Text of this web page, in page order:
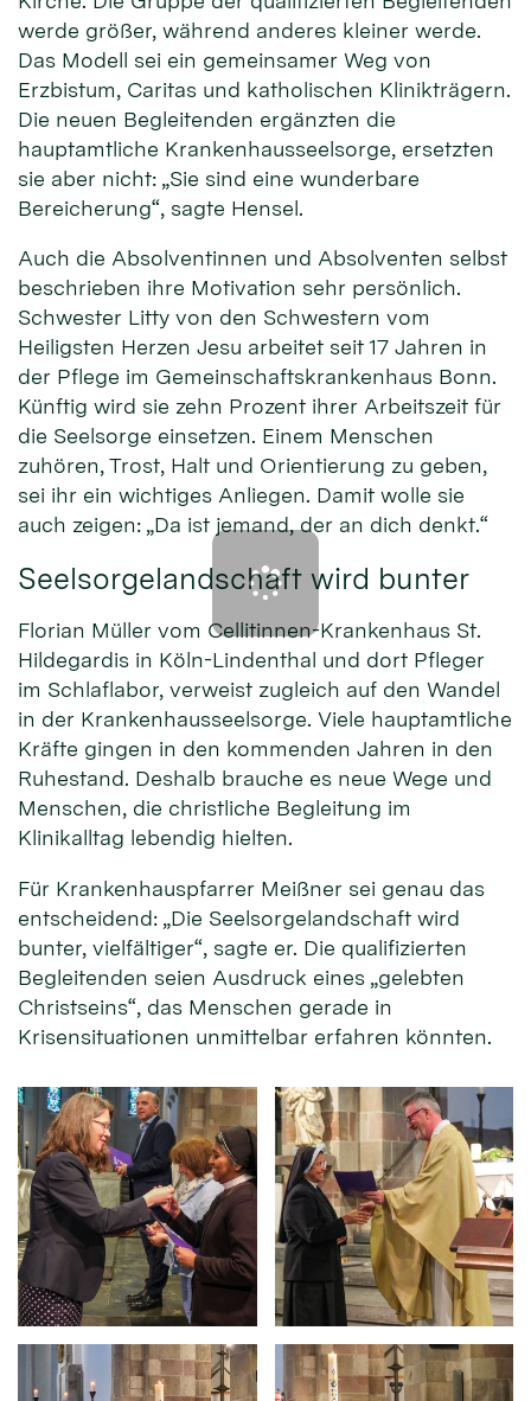
werde größer, während anderes kleiner werde.
Das Modell sei ein gemeinsamer Weg von
Erzbistum, Caritas und katholischen Klinikträgern.
Die neuen Begleitenden ergänzten die
hauptamtliche Krankenhausseelsorge, ersetzten
sie aber nicht: „Sie sind eine wunderbare
Bereicherung“, sagte Hensel.
Auch die Absolventinnen und Absolventen selbst
beschrieben ihre Motivation sehr persönlich.
Schwester Litty von den Schwestern vom
Heiligsten Herzen Jesu arbeitet seit 17 Jahren in
der Pflege im Gemeinschaftskrankenhaus Bonn.
Künftig wird sie zehn Prozent ihrer Arbeitszeit für
die Seelsorge einsetzen. Einem Menschen
zuhören, Trost, Halt und Orientierung zu geben,
sei ihr ein wichtiges Anliegen. Damit wolle sie
auch zeigen: „Da ist jemand, der an dich denkt.“
Seelsorgelandschaft wird bunter
Florian Müller vom Cellitinnen-Krankenhaus St.
Hildegardis in Köln-Lindenthal und dort Pfleger
im Schlaflabor, verweist zugleich auf den Wandel
in der Krankenhausseelsorge. Viele hauptamtliche
Kräfte gingen in den kommenden Jahren in den
Ruhestand. Deshalb brauche es neue Wege und
Menschen, die christliche Begleitung im
Klinikalltag lebendig hielten.
Für Krankenhauspfarrer Meißner sei genau das
entscheidend: „Die Seelsorgelandschaft wird
bunter, vielfältiger“, sagte er. Die qualifizierten
Begleitenden seien Ausdruck eines „gelebten
Christseins“, das Menschen gerade in
Krisensituationen unmittelbar erfahren könnten.